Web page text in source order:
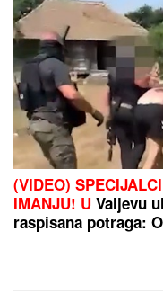
(VIDEO)
IMANJU! U Valjevu
raspisana potraga: